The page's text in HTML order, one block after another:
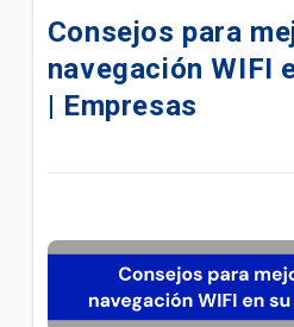
¿Cómo puedo seleccionar
Empresas
¿Cómo registrarte en Tigo
Empresas
Consejos para
navegación WIFI
| Empresas